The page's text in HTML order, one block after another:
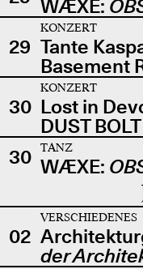
WÆXE:
29
KONZERT
Tante
Basement
30
KONZERT
Lost in
DUST
30
TANZ
WÆXE:
02
VERSCHIEDENES
der